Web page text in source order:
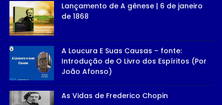
Lançamento de A gênese | 6 de janeiro
de 1868
A Loucura E Suas Causas – fonte:
Introdução de O Livro dos Espíritos (Por
João Afonso)
As Vidas de Frederico Chopin